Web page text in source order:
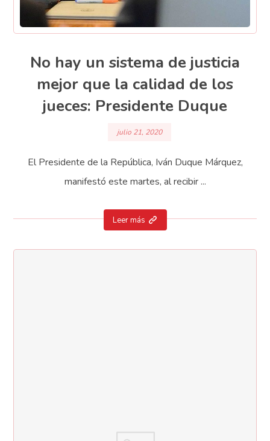
No hay un sistema de justicia
mejor que la calidad de los
jueces: Presidente Duque
julio 21, 2020
El Presidente de la República, Iván Duque Márquez,
manifestó este martes, al recibir ...
Leer más